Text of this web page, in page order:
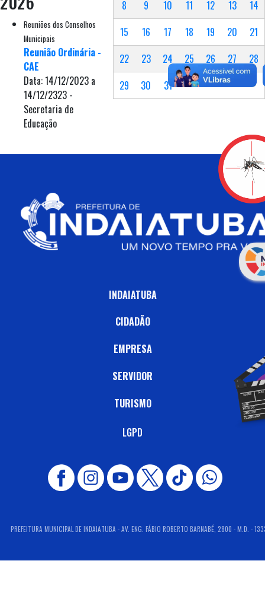
8
9 10 11 12 13
14
15
16 17 18 19 20
21
22
23 24 25 26 27
28
29
30 31
Reuniões dos Conselhos
Municipais
Reunião Ordinária -
CAE
Data: 14/12/2023 a
14/12/2323 -
Secretaria de
Educação
INDAIATUBA
CIDADÃO
EMPRESA
SERVIDOR
TURISMO
LGPD
PREFEITURA MUNICIPAL DE INDAIATUBA - AV. ENG. FÁBIO ROBERTO BARNABÉ, 2800 - M.D. -